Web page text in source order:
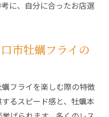
に、自分に合ったお店選
市牡蠣フライの
フライを楽しむ際の特徴
るスピード感と、牡蠣本